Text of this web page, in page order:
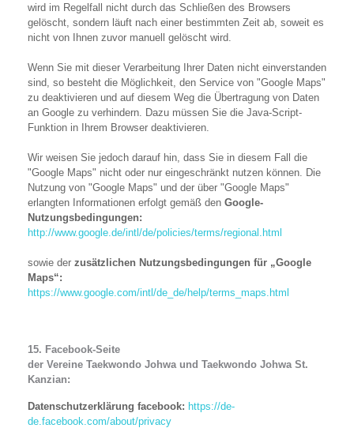
wird im Regelfall nicht durch das Schließen des Browsers
gelöscht, sondern läuft nach einer bestimmten Zeit ab, soweit es
nicht von Ihnen zuvor manuell gelöscht wird.
Wenn Sie mit dieser Verarbeitung Ihrer Daten nicht einverstanden
sind, so besteht die Möglichkeit, den Service von "Google Maps"
zu deaktivieren und auf diesem Weg die Übertragung von Daten
an Google zu verhindern. Dazu müssen Sie die Java-Script-
Funktion in Ihrem Browser deaktivieren.
Wir weisen Sie jedoch darauf hin, dass Sie in diesem Fall die
"Google Maps" nicht oder nur eingeschränkt nutzen können. Die
Nutzung von "Google Maps" und der über "Google Maps"
erlangten Informationen erfolgt gemäß den Google-
Nutzungsbedingungen:
http://www.google.de/intl/de/policies/terms/regional.html
sowie der zusätzlichen Nutzungsbedingungen für „Google
Maps“:
https://www.google.com/intl/de_de/help/terms_maps.html
15. Facebook-Seite
der Vereine Taekwondo Johwa und Taekwondo Johwa St.
Kanzian:
Datenschutzerklärung facebook: https://de-
de.facebook.com/about/privacy